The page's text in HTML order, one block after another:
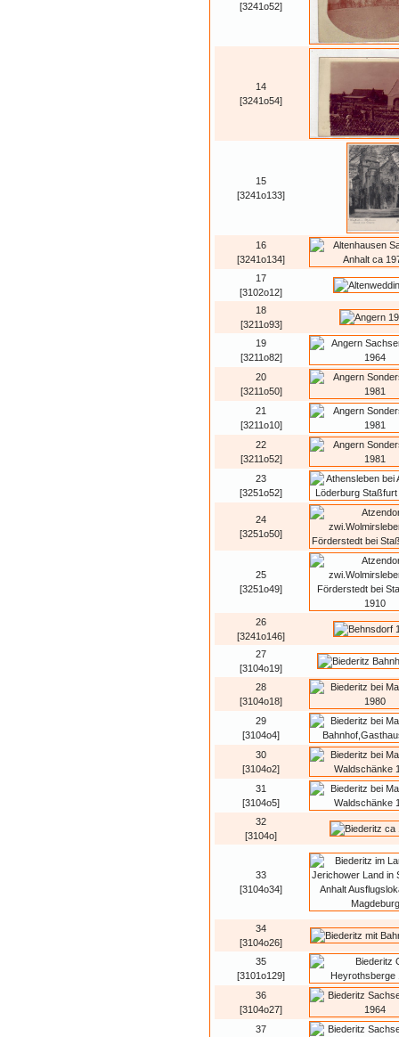
[3241o52]
14
[3241o54]
15
[3241o133]
16
[3241o134]
17
[3102o12]
18
[3211o93]
19
[3211o82]
20
[3211o50]
21
[3211o10]
22
[3211o52]
23
[3251o52]
24
[3251o50]
25
[3251o49]
26
[3241o146]
27
[3104o19]
28
[3104o18]
29
[3104o4]
30
[3104o2]
31
[3104o5]
32
[3104o]
33
[3104o34]
34
[3104o26]
35
[3101o129]
36
[3104o27]
37